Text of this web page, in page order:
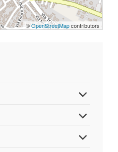
©OpenStreetMapcontributors